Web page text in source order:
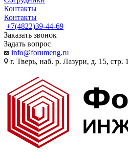
Контакты
Контакты
+7(4822)39-44-69
Заказать звонок
Задать вопрос
info@forumeng.ru
г. Тверь, наб. р. Лазури, д. 15, стр. 1